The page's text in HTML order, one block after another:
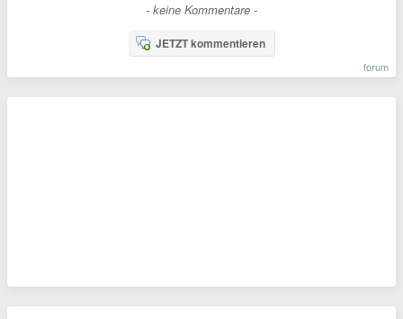
- keine Kommentare -
JETZT kommentieren
forum